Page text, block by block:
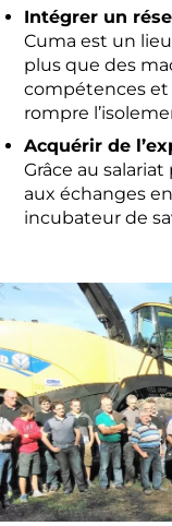
Intégrer un
Cuma est un
plus que des
compétences
rompre
Acquérir de
Grâce au
aux échanges
incubateur de